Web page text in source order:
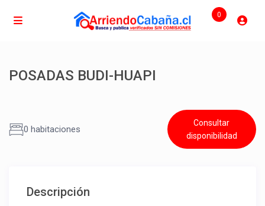
0
POSADAS BUDI-HUAPI
0 habitaciones
Consultar
disponibilidad
Descripción